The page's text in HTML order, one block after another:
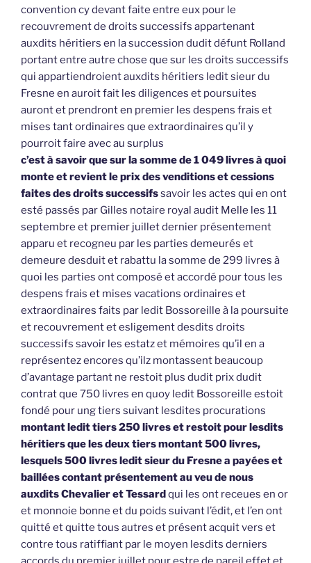
convention cy devant faite entre eux pour le
recouvrement de droits successifs appartenant
auxdits héritiers en la succession dudit défunt Rolland
portant entre autre chose que sur les droits successifs
qui appartiendroient auxdits héritiers ledit sieur du
Fresne en auroit fait les diligences et poursuites
auront et prendront en premier les despens frais et
mises tant ordinaires que extraordinaires qu’il y
pourroit faire avec au surplus
c’est à savoir que sur la somme de 1 049 livres à quoi
monte et revient le prix des venditions et cessions
faites des droits successifssavoir les actes qui en ont
esté passés par Gilles notaire royal audit Melle les 11
septembre et premier juillet dernier présentement
apparu et recogneu par les parties demeurés et
demeure desduit et rabattu la somme de 299 livres à
quoi les parties ont composé et accordé pour tous les
despens frais et mises vacations ordinaires et
extraordinaires faits par ledit Bossoreille à la poursuite
et recouvrement et esligement desdits droits
successifs savoir les estatz et mémoires qu’il en a
représentez encores qu’ilz montassent beaucoup
d’avantage partant ne restoit plus dudit prix dudit
contrat que 750 livres en quoy ledit Bossoreille estoit
fondé pour ung tiers suivant lesdites procurations
montant ledit tiers 250 livres et restoit pour lesdits
héritiers que les deux tiers montant 500 livres,
lesquels 500 livres ledit sieur du Fresne a payées et
baillées contant présentement au veu de nous
auxdits Chevalier et Tessardqui les ont receues en or
et monnoie bonne et du poids suivant l’édit, et l’en ont
quitté et quitte tous autres et présent acquit vers et
contre tous ratiffiant par le moyen lesdits derniers